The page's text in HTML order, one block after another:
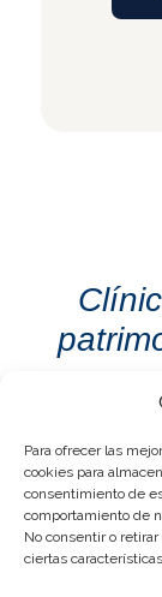
Para ofrecer las
cookies para
consentimiento de
comportamiento de
No consentir o
ciertas